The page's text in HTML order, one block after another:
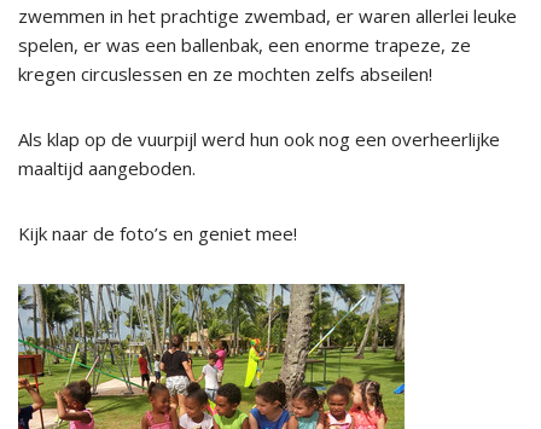
zwemmen in het prachtige zwembad, er waren allerlei leuke
spelen, er was een ballenbak, een enorme trapeze, ze
kregen circuslessen en ze mochten zelfs abseilen!
Als klap op de vuurpijl werd hun ook nog een overheerlijke
maaltijd aangeboden.
Kijk naar de foto’s en geniet mee!